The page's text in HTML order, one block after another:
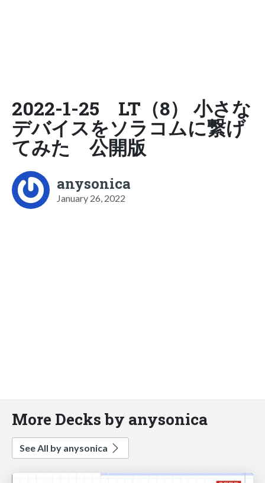
2022-1-25 LT（8） 小さな
デバイスをソラコムに繋げ
てみた 公開版
anysonica
January 26, 2022
More Decks by anysonica
See All by anysonica